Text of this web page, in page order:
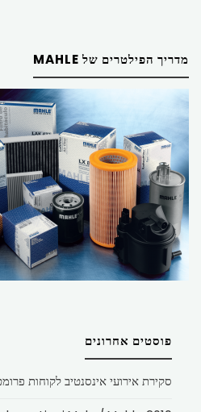
מדריך הפילטרים של MAHLE
פוסטים אחרונים
סקירת אירועי אינסנטיב לקוחות פרומט 2010-